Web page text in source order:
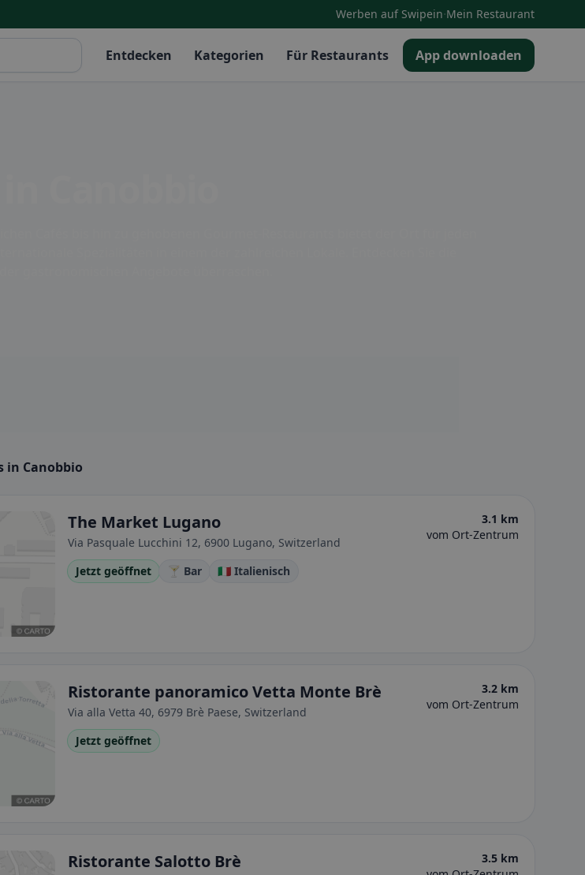
Werben auf Swipein·Mein Restaurant
Entdecken Kategorien Für Restaurants App downloaden
in Canobbio
The Market Lugano
Via Pasquale Lucchini 12, 6900 Lugano, Switzerland
3.1 km
vom Ort-Zentrum
Jetzt geöffnet 🍸 Bar 🇮🇹 Italienisch
Ristorante panoramico Vetta Monte Brè
Via alla Vetta 40, 6979 Brè Paese, Switzerland
3.2 km
vom Ort-Zentrum
Jetzt geöffnet
Ristorante Salotto Brè
3.5 km